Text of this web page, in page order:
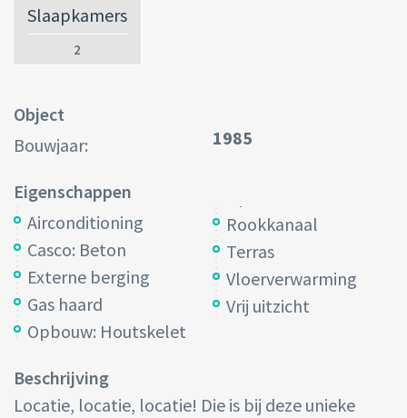
Slaapkamers
2
Object
Bouwjaar:
1985
Eigenschappen
Airconditioning
Casco: Beton
Externe berging
Gas haard
Opbouw: Houtskelet
Rookkanaal
Terras
Vloerverwarming
Vrij uitzicht
Beschrijving
Locatie, locatie, locatie! Die is bij deze unieke